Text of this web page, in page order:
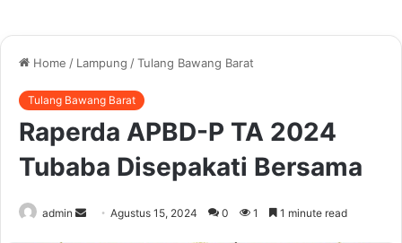
Home / Lampung /Tulang Bawang Barat
Tulang Bawang Barat
Raperda APBD-P TA 2024
Tubaba Disepakati Bersama
admin
SendAgustus 15, 2024 0 1 1 minute read